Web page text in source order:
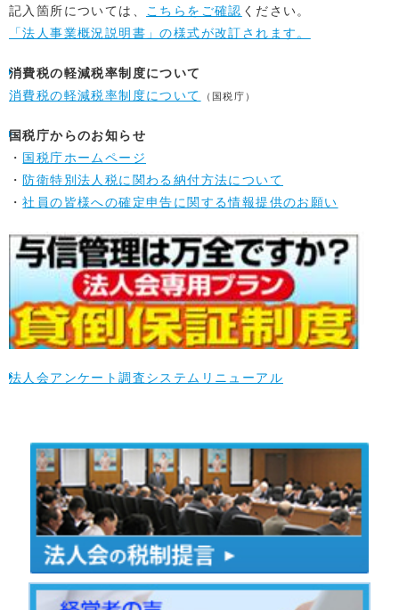
記入箇所については、 こちらをご確認 ください。
「法人事業概況説明書」の様式が改訂されます。
消費税の軽減税率制度について
消費税の軽減税率制度について
（国税庁）
国税庁からのお知らせ
・ 国税庁ホームページ
・ 防衛特別法人税に関わる納付方法について
・社員の皆様への確定申告に関する情報提供のお願い
法人会アンケート調査システムリニューアル